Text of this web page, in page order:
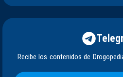
Recibe los contenidos de